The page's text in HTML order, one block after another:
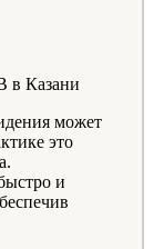
может
это
и